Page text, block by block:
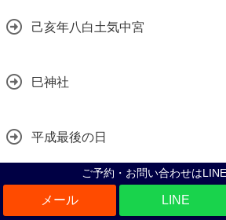
ご予約・お問い合わせは
LINE
己亥年八白土気中宮
巳神社
平成最後の日